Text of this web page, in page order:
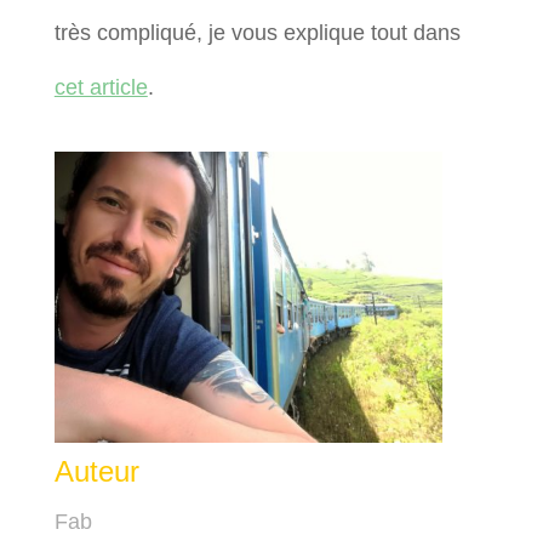
très compliqué, je vous explique tout dans
cet article.
Auteur
Fab